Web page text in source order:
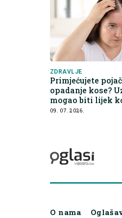
ZDRAVLJE
Primjećujete
opadanje kose?
mogao biti lijek
svakodnevno
09. 07. 2026.
O nama